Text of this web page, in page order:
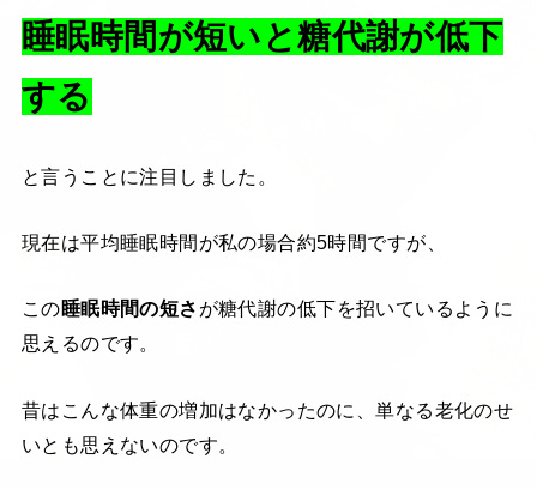
睡眠時間が短いと糖代謝が低下
する
と言うことに注目しました。
現在は平均睡眠時間が私の場合約5時間ですが、
この睡眠時間の短さ が糖代謝の低下を招いているように
思えるのです。
昔はこんな体重の増加はなかったのに、単なる老化のせ
いとも思えないのです。